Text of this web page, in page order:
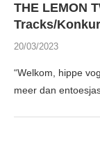
THE LEMON
Tracks/
20/03/2023
“Welkom, hippe
meer dan